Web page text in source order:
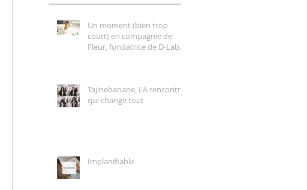
Un moment (bien trop
court) en compagnie de
Fleur, fondatrice de D-Lab
Tajinebanane, LA rencontre
qui change tout
Implanifiable